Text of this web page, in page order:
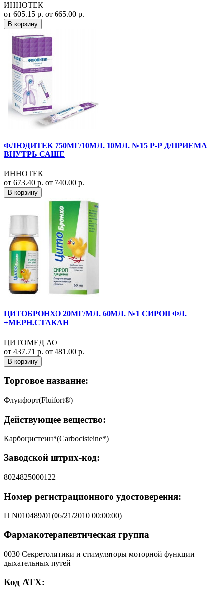
ИННОТЕК
от 605.15 р. от 665.00 р.
В корзину
ФЛЮДИТЕК 750МГ/10МЛ. 10МЛ. №15 Р-Р Д/ПРИЕМА
ВНУТРЬ САШЕ
ИННОТЕК
от 673.40 р. от 740.00 р.
В корзину
ЦИТОБРОНХО 20МГ/МЛ. 60МЛ. №1 СИРОП ФЛ.
+МЕРН.СТАКАН
ЦИТОМЕД АО
от 437.71 р. от 481.00 р.
В корзину
Торговое название:
Флуифорт(Fluifort®)
Действующее вещество:
Карбоцистеин*(Carbocisteine*)
Заводской штрих-код:
8024825000122
Номер регистрационного удостоверения:
П N010489/01(06/21/2010 00:00:00)
Фармакотерапевтическая группа
0030 Секретолитики и стимуляторы моторной функции
дыхательных путей
Код АТХ: